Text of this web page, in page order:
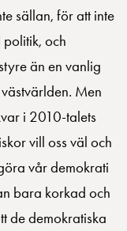
sällan, för att inte
och
än en vanlig
Men
i 2010-talets
vill oss väl och
vår demokrati
bara korkad och
de demokratiska